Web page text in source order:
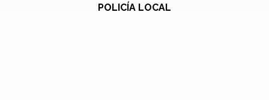
POLICÍA LOCAL